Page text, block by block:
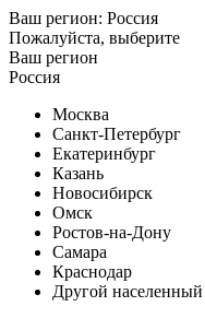
Ваш регион: Россия
Пожалуйста, выберите
Ваш регион
Россия
Москва
Санкт-Петербург
Екатеринбург
Казань
Новосибирск
Омск
Ростов-на-Дону
Самара
Краснодар
Другой